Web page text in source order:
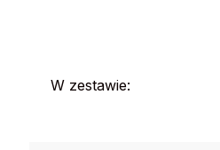
W zestawie: